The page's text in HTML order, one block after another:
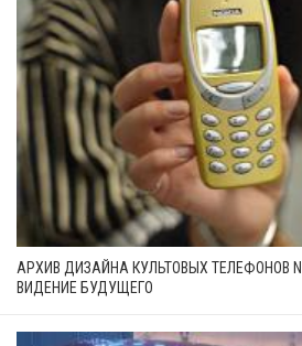
АРХИВ ДИЗАЙНА КУЛЬТОВЫХ ТЕЛЕФОНОВ
ВИДЕНИЕ БУДУЩЕГО